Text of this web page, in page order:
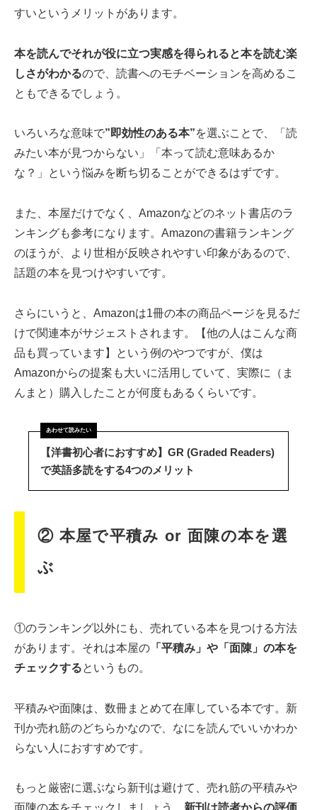
すいというメリットがあります。
本を読んでそれが役に立つ実感を得られると本を読む楽
しさがわかるので、読書へのモチベーションを高めるこ
ともできるでしょう。
いろいろな意味で”即効性のある本”を選ぶことで、「読
みたい本が見つからない」「本って読む意味あるか
な？」という悩みを断ち切ることができるはずです。
また、本屋だけでなく、Amazonなどのネット書店のラ
ンキングも参考になります。Amazonの書籍ランキング
のほうが、より世相が反映されやすい印象があるので、
話題の本を見つけやすいです。
さらにいうと、Amazonは1冊の本の商品ページを見るだ
けで関連本がサジェストされます。【他の人はこんな商
品も買っています】という例のやつですが、僕は
Amazonからの提案も大いに活用していて、実際に（ま
んまと）購入したことが何度もあるくらいです。
【洋書初心者におすすめ】GR (Graded Readers)
で英語多読をする4つのメリット
② 本屋で平積み or 面陳の本を選
ぶ
①のランキング以外にも、売れている本を見つける方法
があります。それは本屋の 「平積み」や「面陳」の本を
チェックするというもの。
平積みや面陳は、数冊まとめて在庫している本です。新
刊か売れ筋のどちらかなので、なにを読んでいいかわか
らない人におすすめです。
もっと厳密に選ぶなら新刊は避けて、売れ筋の平積みや